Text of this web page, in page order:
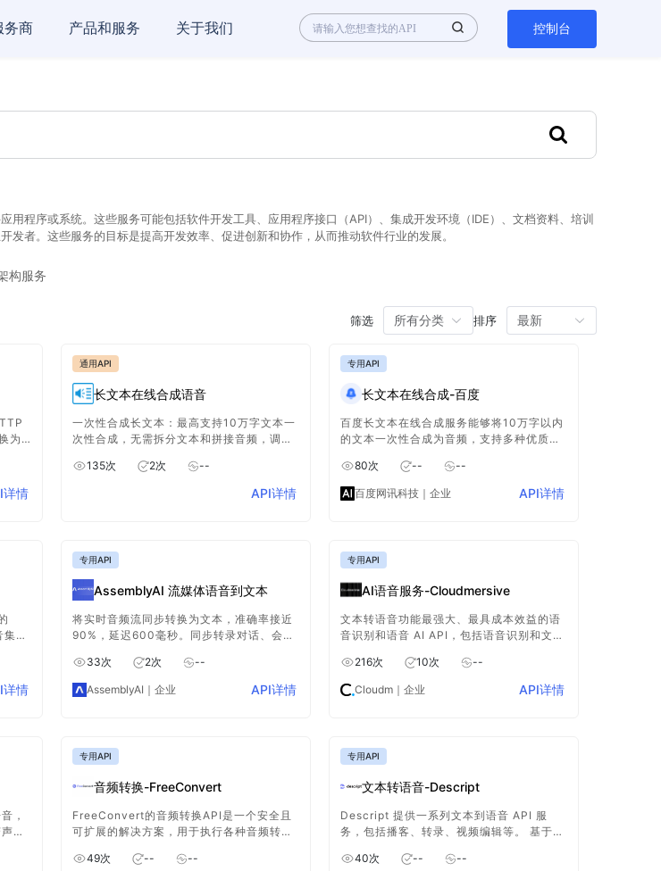
务商 产品和服务 关于我们 控制台
程序或系统。这些服务可能包括软件开发工具、应用程序接口（API）、集成开发环境（IDE）、文档资料、培训
者。这些服务的目标是提高开发效率、促进创新和协作，从而推动软件行业的发展。
构服务
筛选 所有分类 排序 最新
为
读
的
详情
通用API
长文本在线合成语音
一次性合成长文本：最高支持10万字文本一
次性合成，无需拆分文本和拼接音频，调用
复使用。
135次 2次 --
API详情
专用API
长文本在线合成-百度
百度长文本在线合成服务能够将10万字以内
的文本一次性合成为音频，支持多种优质音
户可以自定义语速、音调、音量，支持多音
字标注发音，以及文本分段，段落间增加停
顿。
80次 -- --
百度网讯科技 ｜企业 API详情
合
详情
专用API
AssemblyAI 流媒体语音到文本
将实时音频流同步转换为文本，准确率接近
90%，延迟600毫秒。同步转录对话、会议
33次 2次 --
AssemblyAI ｜企业 API详情
专用API
AI语音服务-Cloudmersive
文本转语音功能最强大、最具成本效益的语
音识别和语音 AI API，包括语音识别和文本
字到语音支持多种语言。
216次 10次 --
Cloudm ｜企业 API详情
，
，
。
专用API
音频转换-FreeConvert
FreeConvert的音频转换API是一个安全且
可扩展的解决方案，用于执行各种音频转换
户结合不同的API功能，以实现复杂的音频
49次 -- --
专用API
文本转语音-Descript
Descript 提供一系列文本到语音 API 服
务，包括播客、转录、视频编辑等。 基于云
文字转语音让您几乎不费吹灰之力就可以将
40次 -- --